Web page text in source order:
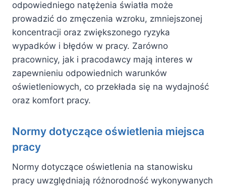
odpowiedniego natężenia światła może
prowadzić do zmęczenia wzroku, zmniejszonej
koncentracji oraz zwiększonego ryzyka
wypadków i błędów w pracy. Zarówno
pracownicy, jak i pracodawcy mają interes w
zapewnieniu odpowiednich warunków
oświetleniowych, co przekłada się na wydajność
oraz komfort pracy.
Normy dotyczące oświetlenia miejsca
pracy
Normy dotyczące oświetlenia na stanowisku
pracy uwzględniają różnorodność wykonywanych